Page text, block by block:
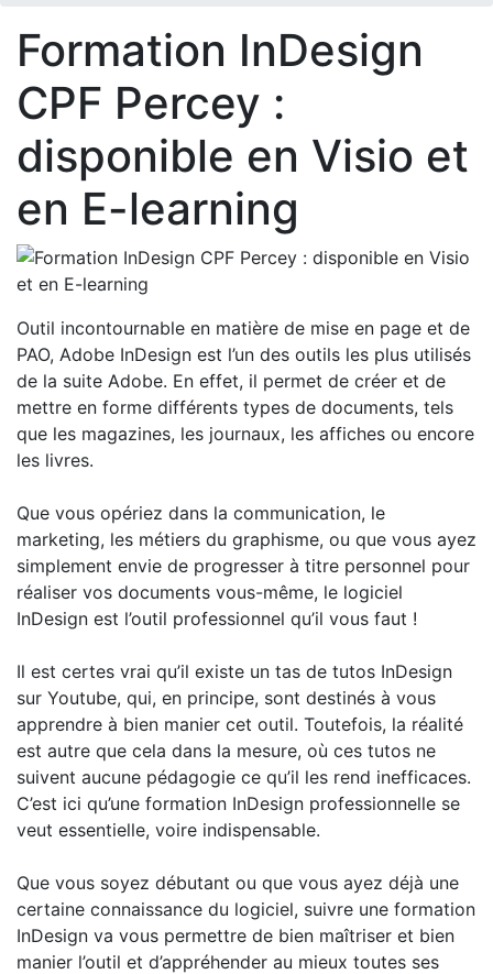
Formation InDesign
CPF Percey :
disponible en Visio et
en E-learning
Outil incontournable en matière de mise en page et de
PAO, Adobe InDesign est l’un des outils les plus utilisés
de la suite Adobe. En effet, il permet de créer et de
mettre en forme différents types de documents, tels
que les magazines, les journaux, les affiches ou encore
les livres.
Que vous opériez dans la communication, le
marketing, les métiers du graphisme, ou que vous ayez
simplement envie de progresser à titre personnel pour
réaliser vos documents vous-même, le logiciel
InDesign est l’outil professionnel qu’il vous faut !
Il est certes vrai qu’il existe un tas de tutos InDesign
sur Youtube, qui, en principe, sont destinés à vous
apprendre à bien manier cet outil. Toutefois, la réalité
est autre que cela dans la mesure, où ces tutos ne
suivent aucune pédagogie ce qu’il les rend inefficaces.
C’est ici qu’une formation InDesign professionnelle se
veut essentielle, voire indispensable.
Que vous soyez débutant ou que vous ayez déjà une
certaine connaissance du logiciel, suivre une formation
InDesign va vous permettre de bien maîtriser et bien
manier l’outil et d’appréhender au mieux toutes ses